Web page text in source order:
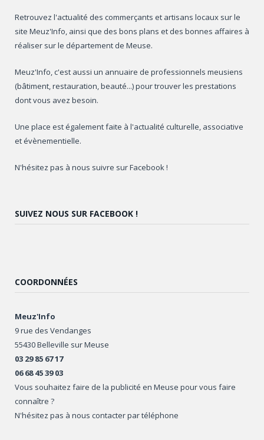
Retrouvez l'actualité des commerçants et artisans locaux sur le
site Meuz'Info, ainsi que des bons plans et des bonnes affaires à
réaliser sur le département de Meuse.
Meuz'Info, c'est aussi un annuaire de professionnels meusiens
(bâtiment, restauration, beauté...) pour trouver les prestations
dont vous avez besoin.
Une place est également faite à l'actualité culturelle, associative
et évènementielle.
N'hésitez pas à nous suivre sur Facebook !
SUIVEZ NOUS SUR FACEBOOK !
COORDONNÉES
Meuz'Info
9 rue des Vendanges
55430 Belleville sur Meuse
03 29 85 67 17
06 68 45 39 03
Vous souhaitez faire de la publicité en Meuse pour vous faire
connaître ?
N'hésitez pas à nous contacter par téléphone